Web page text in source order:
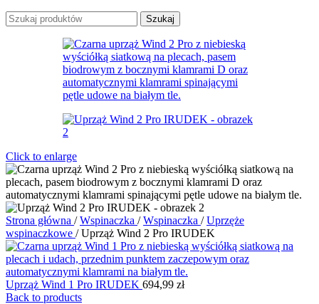
Szukaj
Click to enlarge
Strona główna / Wspinaczka / Wspinaczka / Uprzęże
wspinaczkowe / Uprząż Wind 2 Pro IRUDEK
Uprząż Wind 1 Pro IRUDEK 694,99 zł
Back to products